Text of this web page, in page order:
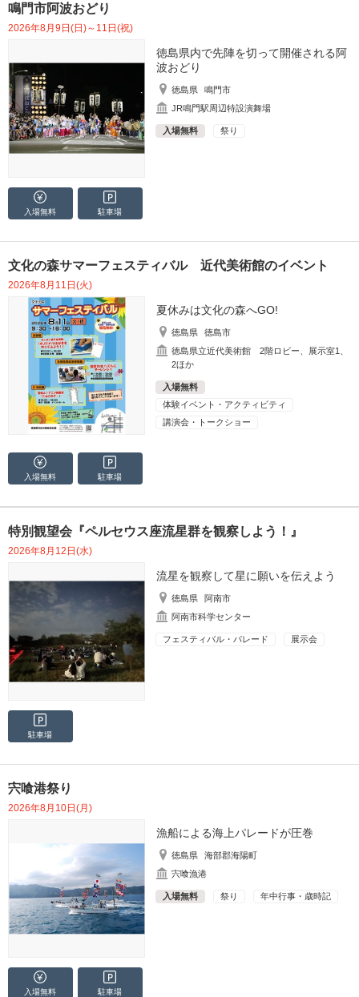
鳴門市阿波おどり
2026年8月9日(日)～11日(祝)
徳島県内で先陣を切って開催される阿
波おどり
徳島県
鳴門市
JR鳴門駅周辺特設演舞場
入場無料 祭り
入場無料 駐車場
文化の森サマーフェスティバル 近代美術館のイベント
2026年8月11日(火)
夏休みは文化の森へGO!
徳島県
徳島市
徳島県立近代美術館 2階ロビー、展示室1、
2ほか
入場無料
体験イベント・アクティビティ
講演会・トークショー
入場無料 駐車場
特別観望会『ペルセウス座流星群を観察しよう！』
2026年8月12日(水)
流星を観察して星に願いを伝えよう
徳島県
阿南市
阿南市科学センター
フェスティバル・パレード 展示会
駐車場
宍喰港祭り
2026年8月10日(月)
漁船による海上パレードが圧巻
徳島県
海部郡海陽町
宍喰漁港
入場無料 祭り 年中行事・歳時記
入場無料 駐車場